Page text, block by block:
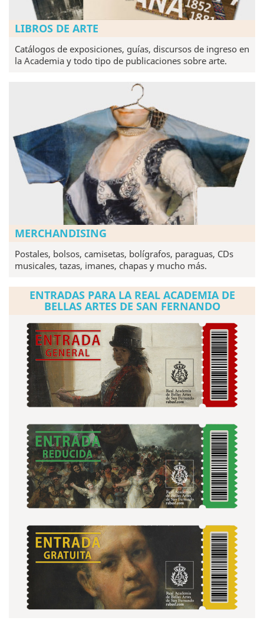
LIBROS DE ARTE
Catálogos de exposiciones, guías, discursos de ingreso en
la Academia y todo tipo de publicaciones sobre arte.
MERCHANDISING
Postales, bolsos, camisetas, bolígrafos, paraguas, CDs
musicales, tazas, imanes, chapas y mucho más.
ENTRADAS PARA LA REAL ACADEMIA DE
BELLAS ARTES DE SAN FERNANDO